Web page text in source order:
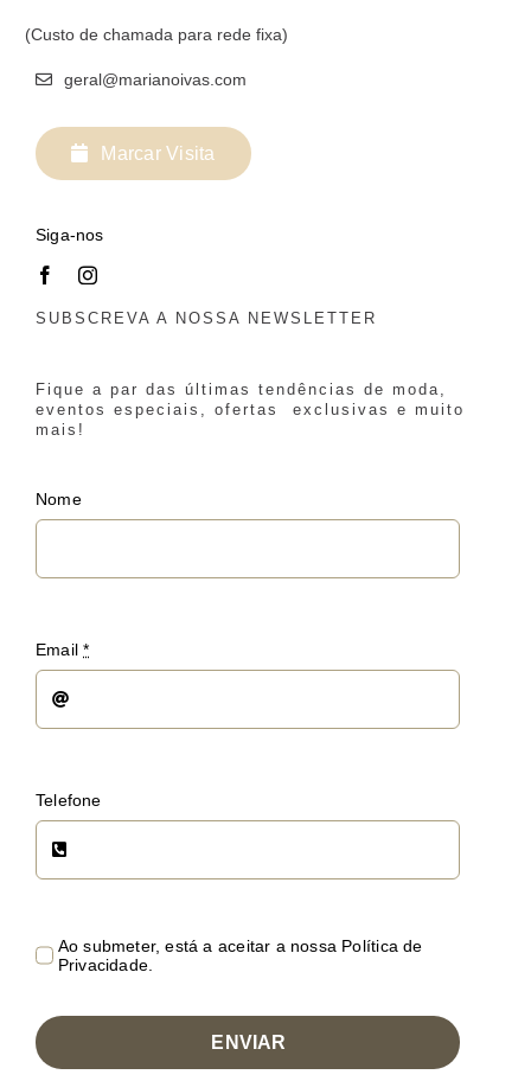
(Custo de chamada para rede fixa)
geral@marianoivas.com
Marcar Visita
Siga-nos
SUBSCREVA A NOSSA NEWSLETTER
Fique a par das últimas tendências de moda,
eventos especiais, ofertas exclusivas e muito
mais!
Nome
Email*
Telefone
Ao submeter, está a aceitar a nossa Política de
Privacidade.
ENVIAR